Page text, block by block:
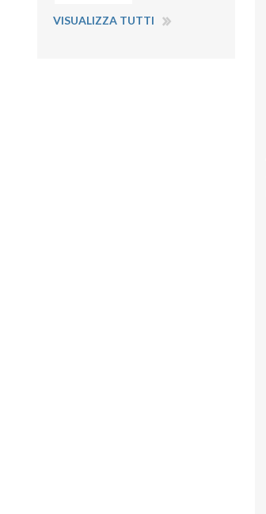
VISUALIZZA TUTTI